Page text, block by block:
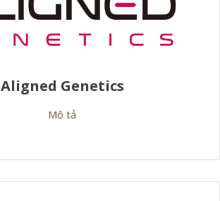
Aligned Genetics
Mô tả